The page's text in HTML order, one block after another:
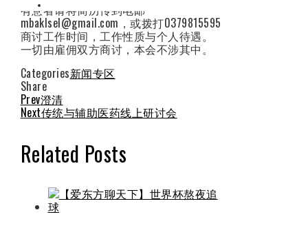
有意者请将简历传到电邮
mbaklsel@gmail.com，或拨打0379815595
商讨工作时间，工作性质与个人待遇。
一切由雇佣双方商讨，本会不涉其中。
Categories新闻专区
Share
Facebook
Twitter
LinkedIn
Pinterest
Stumbleupon
Email
Prev澄清
Next传统与辅助医药线上研讨会
Related Posts